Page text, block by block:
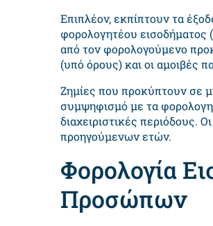
Επιπλέον, εκπίπτουν τα
φορολογητέου εισοδήματος
από τον φορολογούμενο
(υπό όρους) και οι αμοιβές
Ζημίες που προκύπτουν σε
συμψηφισμό με τα
διαχειριστικές περιόδους.
προηγούμενων ετών.
Φορολογία
Προσώπων